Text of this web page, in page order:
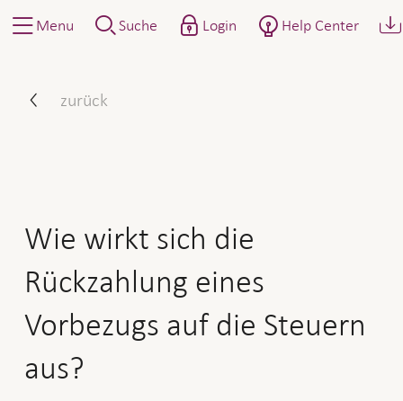
Menu Suche Login Help Center
zurück
Wie wirkt sich die
Rückzahlung eines
Vorbezugs auf die Steuern
aus?